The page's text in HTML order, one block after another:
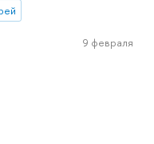
9 февраля